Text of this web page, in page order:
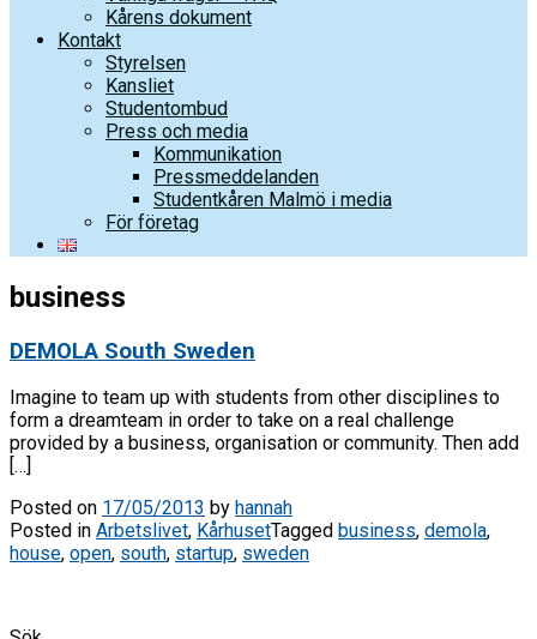
Kårens dokument
Kontakt
Styrelsen
Kansliet
Studentombud
Press och media
Kommunikation
Pressmeddelanden
Studentkåren Malmö i media
För företag
business
DEMOLA South Sweden
Imagine to team up with students from other disciplines to
form a dreamteam in order to take on a real challenge
provided by a business, organisation or community. Then add
[…]
Posted on 17/05/2013 by hannah
Posted in Arbetslivet, KårhusetTagged business, demola,
house, open, south, startup, sweden